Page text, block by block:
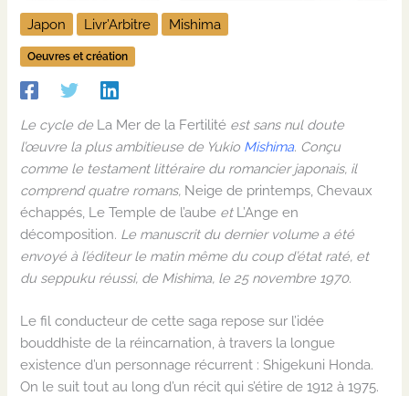
Japon Livr’Arbitre Mishima
Oeuvres et création
Le cycle de La Mer de la Fertilité est sans nul doute
l’œuvre la plus ambitieuse de Yukio Mishima. Conçu
comme le testament littéraire du romancier japonais, il
comprend quatre romans, Neige de printemps, Chevaux
échappés, Le Temple de l’aube et L’Ange en
décomposition. Le manuscrit du dernier volume a été
envoyé à l’éditeur le matin même du coup d’état raté, et
du seppuku réussi, de Mishima, le 25 novembre 1970.
Le fil conducteur de cette saga repose sur l’idée
bouddhiste de la réincarnation, à travers la longue
existence d’un personnage récurrent : Shigekuni Honda.
On le suit tout au long d’un récit qui s’étire de 1912 à 1975.